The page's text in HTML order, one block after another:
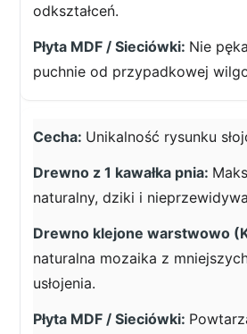
odkształceń.
Nie
puchnie od przypadkowej
Unikalność rysunku
naturalny, dziki i
naturalna mozaika z
usłojenia.